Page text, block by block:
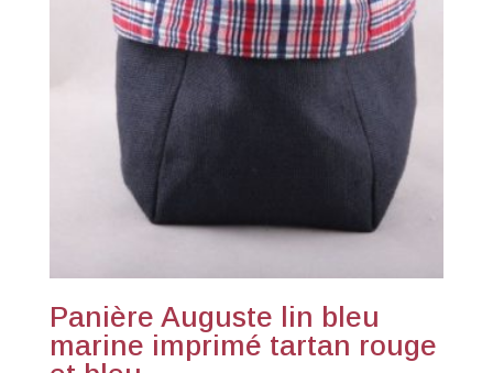
Panière Auguste lin bleu
marine imprimé tartan rouge